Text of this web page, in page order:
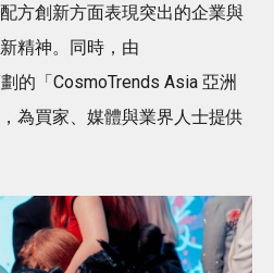
方創新方面表現突出的企業與
精神。同時，由
的「CosmoTrends Asia 亞洲
為買家、媒體與業界人士提供